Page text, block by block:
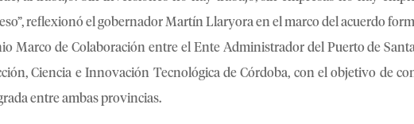
reflexionó el gobernador Martín Llaryora en el marco del acuerdo
Marco de Colaboración entre el Ente Administrador del Puerto de
Ciencia e Innovación Tecnológica de Córdoba, con el objetivo de
entre ambas provincias.